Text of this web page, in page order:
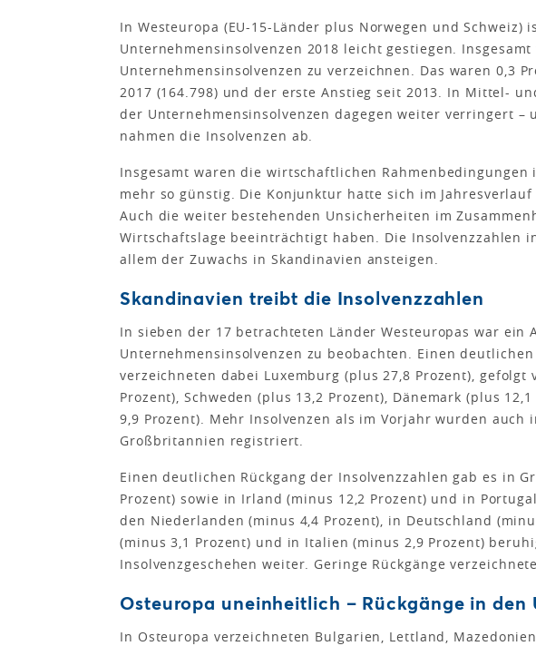
In Westeuropa (EU-15-Länder plus Norwegen und Schweiz)
Unternehmensinsolvenzen 2018 leicht gestiegen.
Unternehmensinsolvenzen zu verzeichnen. Das waren 0,3
2017 (164.798) und der erste Anstieg seit 2013. In Mittel-
der Unternehmensinsolvenzen dagegen weiter verringert –
nahmen die Insolvenzen ab.
Insgesamt waren die wirtschaftlichen Rahmenbedingungen
mehr so günstig. Die Konjunktur hatte sich im
Auch die weiter bestehenden Unsicherheiten im
Wirtschaftslage beeinträchtigt haben. Die Insolvenzzahlen
allem der Zuwachs in Skandinavien ansteigen.
Skandinavien treibt die Insolvenzzahlen
In sieben der 17 betrachteten Länder Westeuropas war ein
Unternehmensinsolvenzen zu beobachten. Einen
verzeichneten dabei Luxemburg (plus 27,8 Prozent), gefolgt
Prozent), Schweden (plus 13,2 Prozent), Dänemark (plus
9,9 Prozent). Mehr Insolvenzen als im Vorjahr wurden auch
Großbritannien registriert.
Einen deutlichen Rückgang der Insolvenzzahlen gab es in
Prozent) sowie in Irland (minus 12,2 Prozent) und in
den Niederlanden (minus 4,4 Prozent), in Deutschland
(minus 3,1 Prozent) und in Italien (minus 2,9 Prozent)
Insolvenzgeschehen weiter. Geringe Rückgänge
Osteuropa uneinheitlich – Rückgänge in den
In Osteuropa verzeichneten Bulgarien, Lettland,